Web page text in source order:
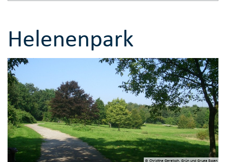
Helenenpark
© Christine Geratsch, Grün und Gruga Essen